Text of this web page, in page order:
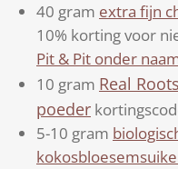
40 gram extra fijn
10% korting voor
Pit & Pit onder
10 gram Real
poeder
5-10 gram